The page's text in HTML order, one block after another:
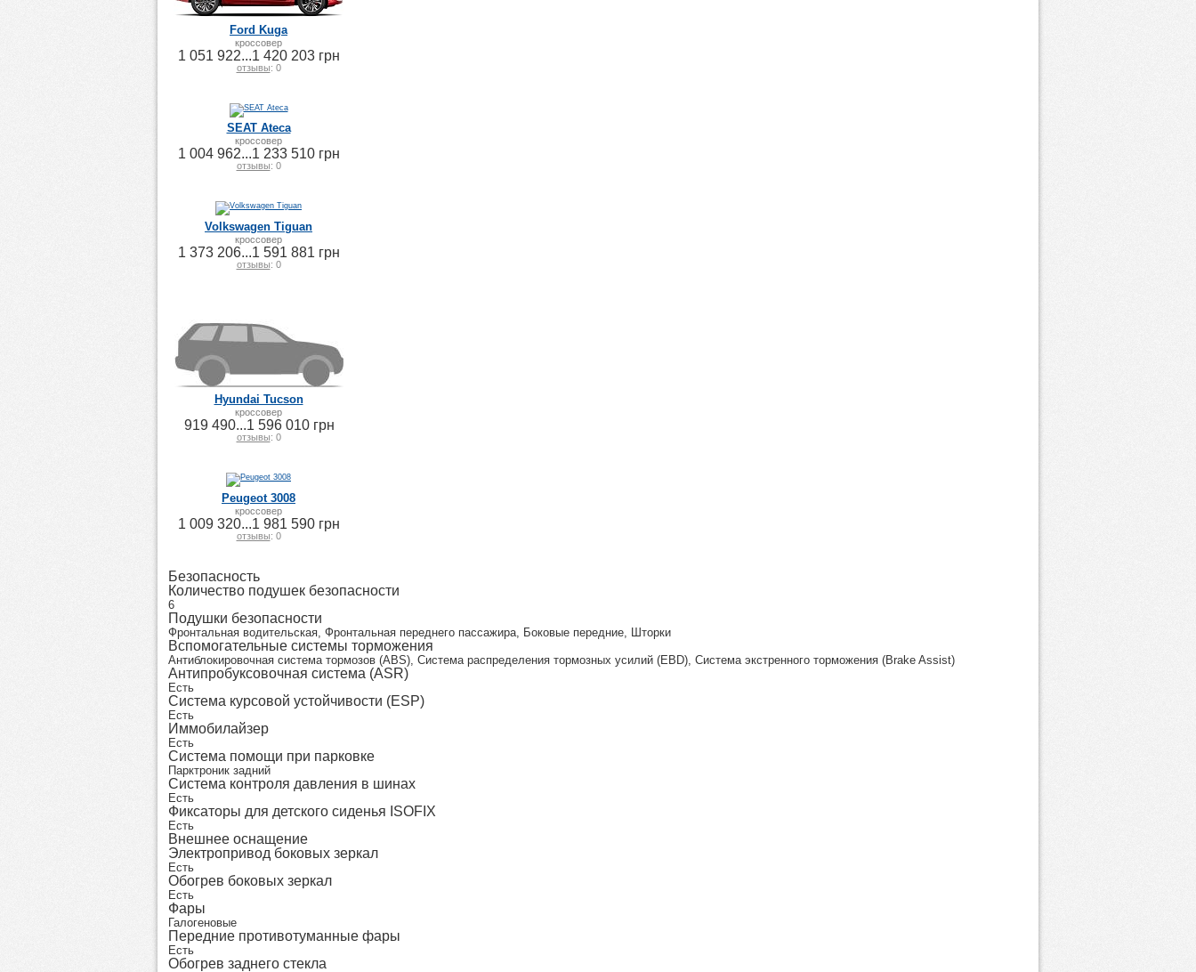
Ford Kuga
кроссовер
1 051 922...1 420 203 грн
отзывы: 0
SEAT Ateca
кроссовер
1 004 962...1 233 510 грн
отзывы: 0
Volkswagen Tiguan
кроссовер
1 373 206...1 591 881 грн
отзывы: 0
Hyundai Tucson
кроссовер
919 490...1 596 010 грн
отзывы: 0
Peugeot 3008
кроссовер
1 009 320...1 981 590 грн
отзывы: 0
Безопасность
Количество подушек безопасности
6
Подушки безопасности
Фронтальная водительская, Фронтальная переднего пассажира, Боковые передние, Шторки
Вспомогательные системы торможения
Антиблокировочная система тормозов (ABS), Система распределения тормозных усилий (EBD), Система экстренного торможения (Brake Assist)
Антипробуксовочная система (ASR)
Есть
Система курсовой устойчивости (ESP)
Есть
Иммобилайзер
Есть
Система помощи при парковке
Парктроник задний
Система контроля давления в шинах
Есть
Фиксаторы для детского сиденья ISOFIX
Есть
Внешнее оснащение
Электропривод боковых зеркал
Есть
Обогрев боковых зеркал
Есть
Фары
Галогеновые
Передние противотуманные фары
Есть
Обогрев заднего стекла